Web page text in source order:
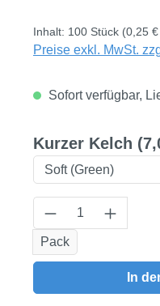
Inhalt: 100 Stück (0,25
Preise exkl. MwSt.
Sofort verfügbar,
Kurzer Kelch
Produkt
Pack
In